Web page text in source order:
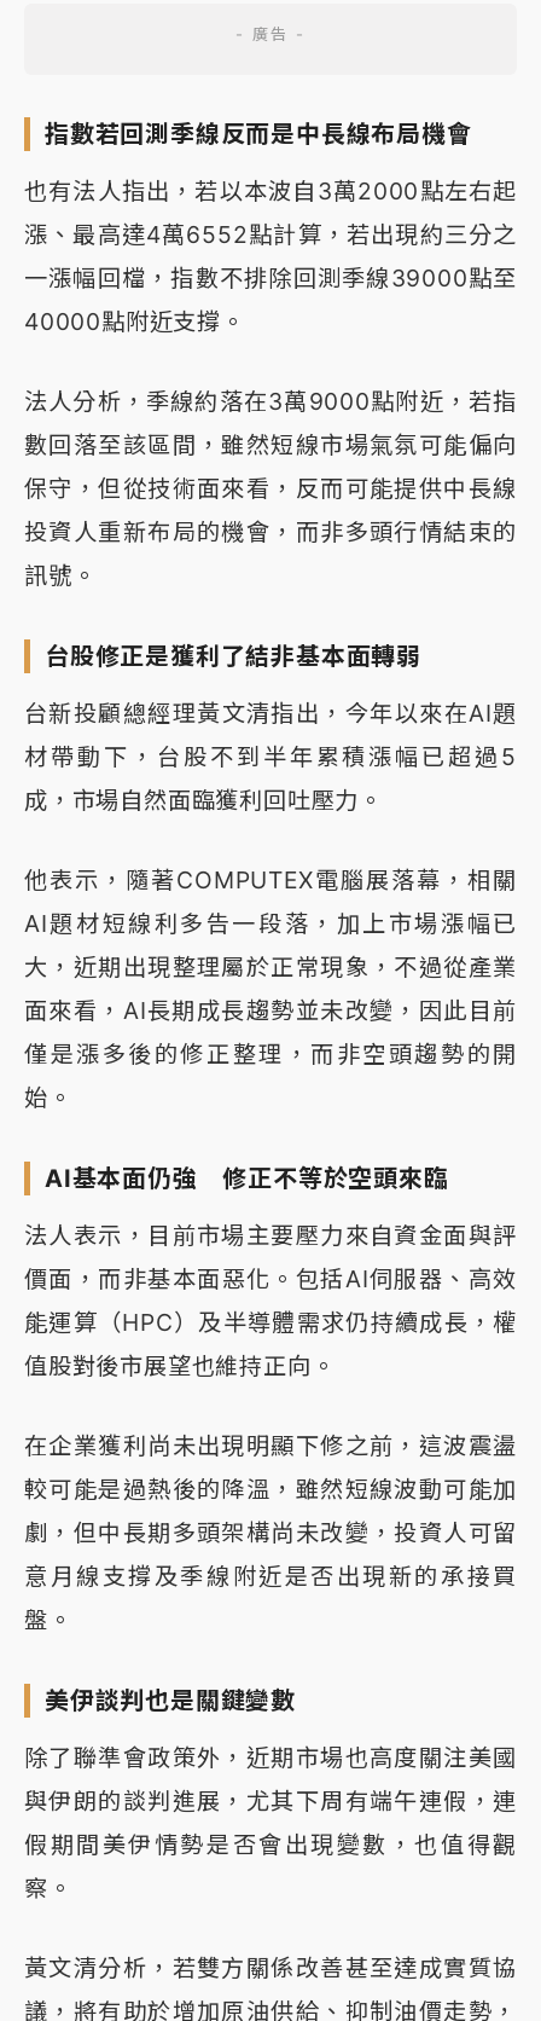
指數若回測季線反而是中長線布局機會
也有法人指出，若以本波自3萬2000點左右起
漲、最高達4萬6552點計算，若出現約三分之
一漲幅回檔，指數不排除回測季線39000點至
40000點附近支撐。
法人分析，季線約落在3萬9000點附近，若指
數回落至該區間，雖然短線市場氣氛可能偏向
保守，但從技術面來看，反而可能提供中長線
投資人重新布局的機會，而非多頭行情結束的
訊號。
台股修正是獲利了結非基本面轉弱
台新投顧總經理黃文清指出，今年以來在AI題
材帶動下，台股不到半年累積漲幅已超過5
成，市場自然面臨獲利回吐壓力。
他表示，隨著COMPUTEX電腦展落幕，相關
AI題材短線利多告一段落，加上市場漲幅已
大，近期出現整理屬於正常現象，不過從產業
面來看，AI長期成長趨勢並未改變，因此目前
僅是漲多後的修正整理，而非空頭趨勢的開
始。
AI基本面仍強 修正不等於空頭來臨
法人表示，目前市場主要壓力來自資金面與評
價面，而非基本面惡化。包括AI伺服器、高效
能運算（HPC）及半導體需求仍持續成長，權
值股對後市展望也維持正向。
在企業獲利尚未出現明顯下修之前，這波震盪
較可能是過熱後的降溫，雖然短線波動可能加
劇，但中長期多頭架構尚未改變，投資人可留
意月線支撐及季線附近是否出現新的承接買
盤。
美伊談判也是關鍵變數
除了聯準會政策外，近期市場也高度關注美國
與伊朗的談判進展，尤其下周有端午連假，連
假期間美伊情勢是否會出現變數，也值得觀
察。
黃文清分析，若雙方關係改善甚至達成實質協
議，將有助於增加原油供給、抑制油價走勢，